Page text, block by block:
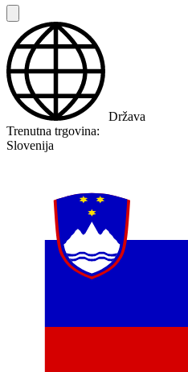
Država
Trenutna trgovina:
Slovenija